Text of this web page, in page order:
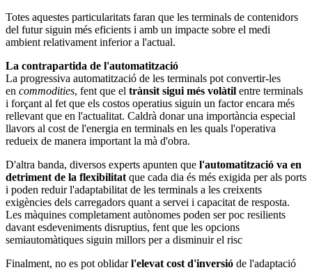
Totes aquestes particularitats faran que les terminals de contenidors
del futur siguin més eficients i amb un impacte sobre el medi
ambient relativament inferior a l'actual.
La contrapartida de l'automatització
La progressiva automatització de les terminals pot convertir-les
en commodities, fent que el trànsit sigui més volàtil entre terminals
i forçant al fet que els costos operatius siguin un factor encara més
rellevant que en l'actualitat. Caldrà donar una importància especial
llavors al cost de l'energia en terminals en les quals l'operativa
redueix de manera important la mà d'obra.
D'altra banda, diversos experts apunten que l'automatització va en
detriment de la flexibilitat que cada dia és més exigida per als ports
i poden reduir l'adaptabilitat de les terminals a les creixents
exigències dels carregadors quant a servei i capacitat de resposta.
Les màquines completament autònomes poden ser poc resilients
davant esdeveniments disruptius, fent que les opcions
semiautomàtiques siguin millors per a disminuir el risc
Finalment, no es pot oblidarl'elevat cost d'inversió de l'adaptació